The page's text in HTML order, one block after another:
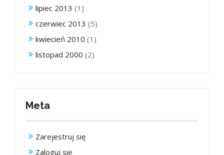
lipiec 2013 (1)
czerwiec 2013 (5)
kwiecień 2010 (1)
listopad 2000 (2)
Meta
Zarejestruj się
Zaloguj się